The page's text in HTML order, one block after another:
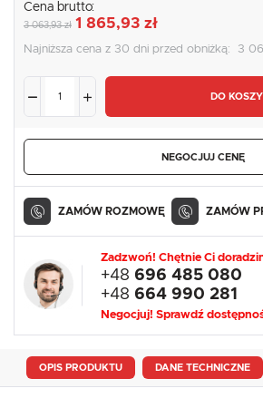
Cena brutto:
3 063,93 zł 1 865,93 zł
Najniższa cena z 30 dni przed obniżką: 3
DO
NEGOCJUJ CENĘ
ZAMÓW ROZMOWĘ ZAMÓW
Zadzwoń! Chętnie Ci
+48 696 485 080
+48 664 990 281
Negocjuj! Sprawdź
OPIS PRODUKTU DANE TECHNICZNE